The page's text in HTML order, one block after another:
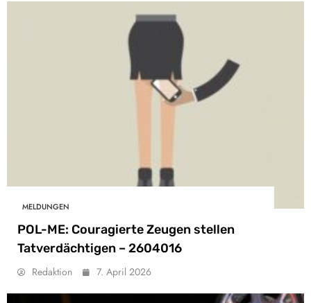
MELDUNGEN
POL-ME: Couragierte Zeugen stellen
Tatverdächtigen – 2604016
Redaktion 7. April 2026